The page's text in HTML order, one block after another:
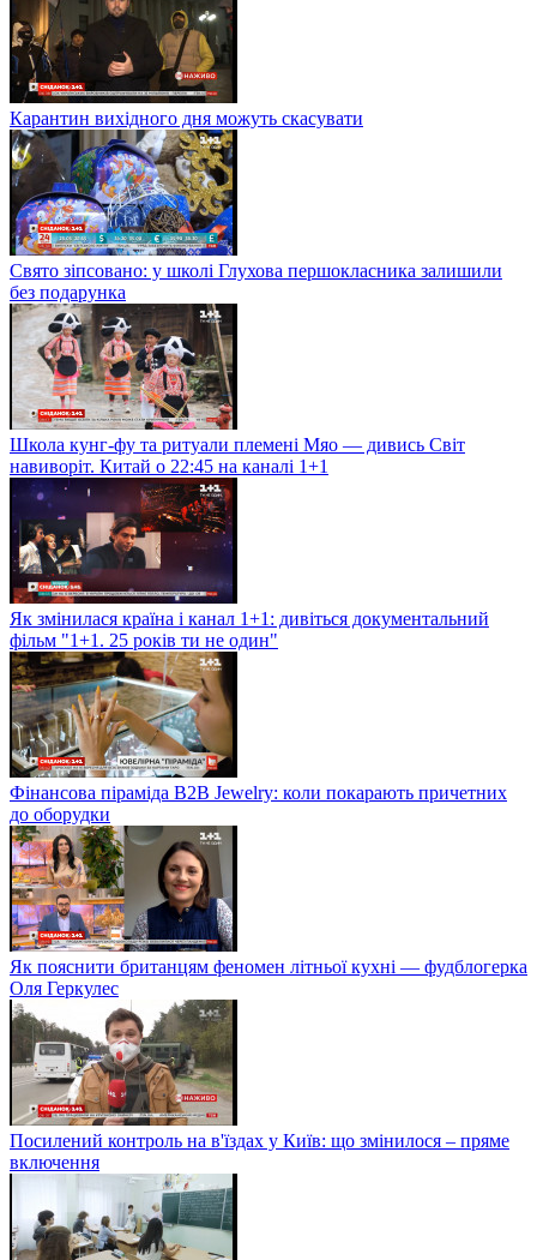
Карантин вихідного дня можуть скасувати
Свято зіпсовано: у школі Глухова першокласника залишили
без подарунка
Школа кунг-фу та ритуали племені Мяо — дивись Світ
навиворіт. Китай о 22:45 на каналі 1+1
Як змінилася країна і канал 1+1: дивіться документальний
фільм "1+1. 25 років ти не один"
Фінансова піраміда B2B Jewelry: коли покарають причетних
до оборудки
Як пояснити британцям феномен літньої кухні — фудблогерка
Оля Геркулес
Посилений контроль на в'їздах у Київ: що змінилося – пряме
включення